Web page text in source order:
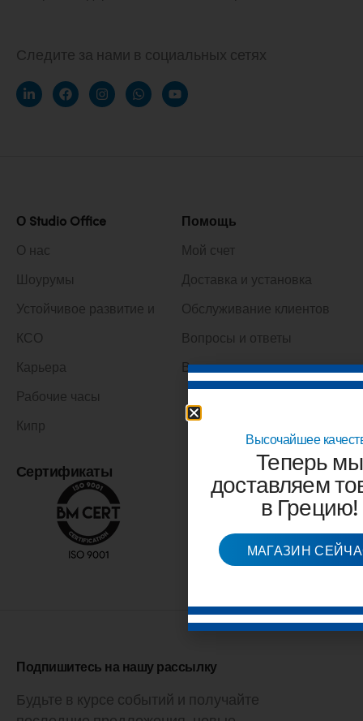
Следите за нами в социальных сетях
О Studio Office
О нас
Шоурумы
Устойчивое развитие и
КСО
Карьера
Рабочие часы
Кипр
Помощь
Мой счет
Доставка и установка
Обслуживание клиентов
Вопросы и ответы
Возврат и возврат
Сертификаты
Подпишитесь на нашу рассылку
Будьте в курсе событий и получайте
Высочайшее
Теперь мы
доставляем
в Грецию!
МАГАЗИН